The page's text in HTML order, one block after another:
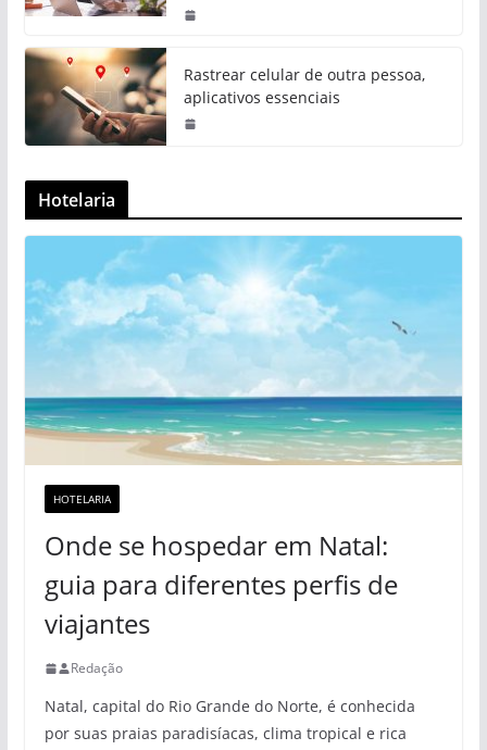
Rastrear celular de outra pessoa,
aplicativos essenciais
Hotelaria
HOTELARIA
Onde se hospedar em Natal:
guia para diferentes perfis de
viajantes
Redação
Natal, capital do Rio Grande do Norte, é conhecida
por suas praias paradisíacas, clima tropical e rica